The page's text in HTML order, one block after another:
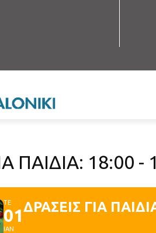
ΠΑΙΔΙΑ: 18:00
ΤΕ
01
ΙΑΝ
ΔΡΑΣΕΙΣ ΓΙΑ